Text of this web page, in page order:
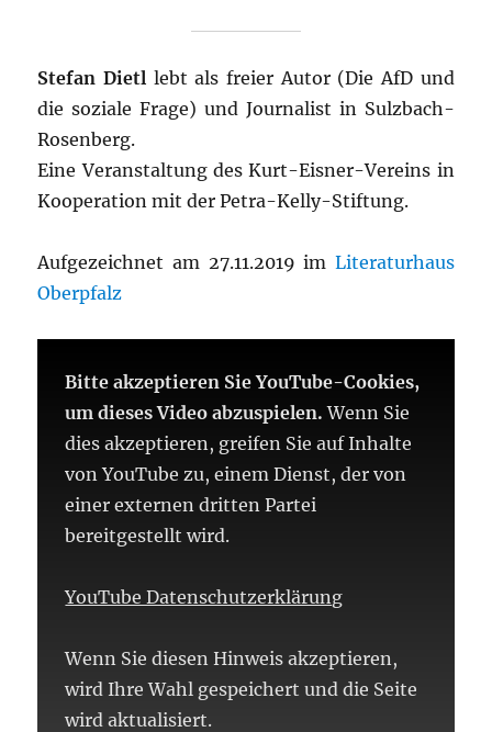
Stefan Dietl lebt als freier Autor (Die AfD und
die soziale Frage) und Journalist in Sulzbach-
Rosenberg.
Eine Veranstaltung des Kurt-Eisner-Vereins in
Kooperation mit der Petra-Kelly-Stiftung.
Aufgezeichnet am 27.11.2019 im Literaturhaus
Oberpfalz
Bitte akzeptieren Sie YouTube-Cookies,
um dieses Video abzuspielen. Wenn Sie
dies akzeptieren, greifen Sie auf Inhalte
von YouTube zu, einem Dienst, der von
einer externen dritten Partei
bereitgestellt wird.
YouTube Datenschutzerklärung
Wenn Sie diesen Hinweis akzeptieren,
wird Ihre Wahl gespeichert und die Seite
wird aktualisiert.